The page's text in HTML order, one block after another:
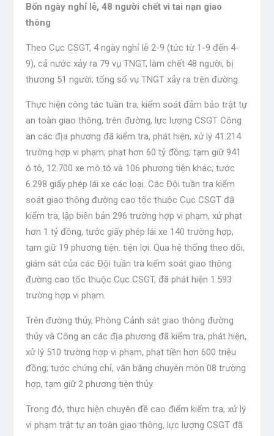
Bốn ngày nghỉ lễ, 48 người chết vì tai nạn giao
thông
Theo Cục CSGT, 4 ngày nghỉ lễ 2-9 (tức từ 1-9 đến 4-
9), cả nước xảy ra 79 vụ TNGT, làm chết 48 người, bị
thương 51 người; tổng số vụ TNGT xảy ra trên đường.
Thực hiện công tác tuần tra, kiểm soát đảm bảo trật tự
an toàn giao thông, trên đường, lực lượng CSGT Công
an các địa phương đã kiểm tra, phát hiện, xử lý 41.214
trường hợp vi phạm; phạt hơn 60 tỷ đồng; tạm giữ 941
ô tô, 12.700 xe mô tô và 106 phương tiện khác; tước
6.298 giấy phép lái xe các loại. Các Đội tuần tra kiểm
soát giao thông đường cao tốc thuộc Cục CSGT đã
kiểm tra, lập biên bản 296 trường hợp vi phạm, xử phạt
hơn 1 tỷ đồng, tước giấy phép lái xe 140 trường hợp,
tạm giữ 19 phương tiện. tiện lợi. Qua hệ thống theo dõi,
giám sát của các Đội tuần tra kiểm soát giao thông
đường cao tốc thuộc Cục CSGT, đã phát hiện 1.593
trường hợp vi phạm.
Trên đường thủy, Phòng Cảnh sát giao thông đường
thủy và Công an các địa phương đã kiểm tra, phát hiện,
xử lý 510 trường hợp vi phạm, phạt tiền hơn 600 triệu
đồng; tước chứng chỉ, văn bằng chuyên môn 08 trường
hợp, tạm giữ 2 phương tiện thủy.
Trong đó, thực hiện chuyên đề cao điểm kiểm tra, xử lý
vi phạm trật tự an toàn giao thông, lực lượng CSGT đã